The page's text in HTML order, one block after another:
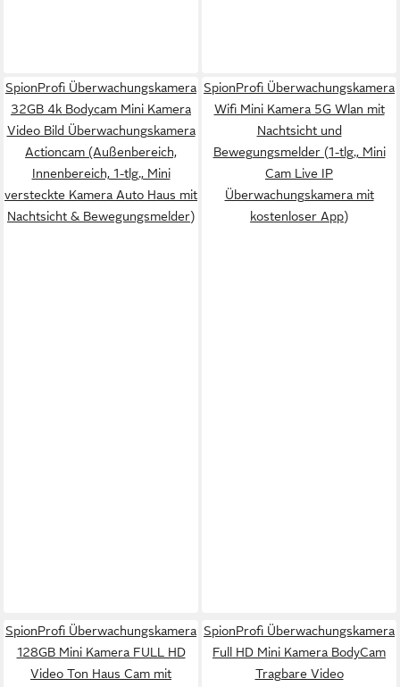
SpionProfi Überwachungskamera
32GB 4k Bodycam Mini Kamera
Video Bild Überwachungskamera
Actioncam (Außenbereich,
Innenbereich, 1-tlg., Mini
versteckte Kamera Auto Haus mit
Nachtsicht & Bewegungsmelder)
SpionProfi Überwachungskamera
Wifi Mini Kamera 5G Wlan mit
Nachtsicht und
Bewegungsmelder (1-tlg., Mini
Cam Live IP
Überwachungskamera mit
kostenloser App)
SpionProfi Überwachungskamera
128GB Mini Kamera FULL HD
Video Ton Haus Cam mit
SpionProfi Überwachungskamera
Full HD Mini Kamera BodyCam
Tragbare Video